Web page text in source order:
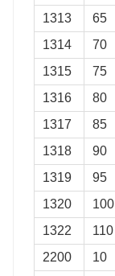
1313
65
1314
70
1315
75
1316
80
1317
85
1318
90
1319
95
1320
100
1322
110
2200
10